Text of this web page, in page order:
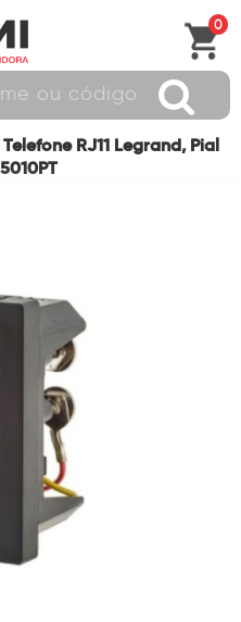
0
RJ11 Legrand, Pial